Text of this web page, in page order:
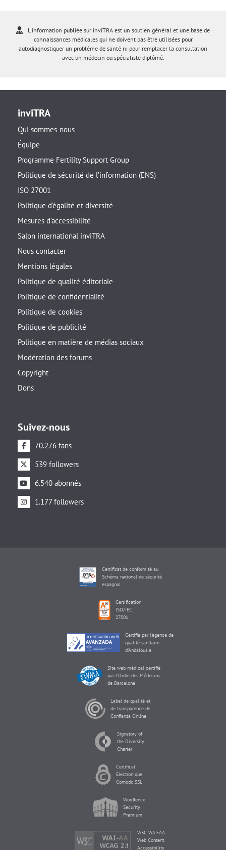
L'information publiée sur inviTRA est un soutien général et une base de
connaissances médicales qui ne doivent pas être utilisées pour
autodiagnostiquer un problème de santé ni pour remplacer la consultation
avec un médecin ou spécialiste diplômé.
inviTRA
Qui sommes-nous
Équipe
Programme Fertility Support Group
Politique de sécurité de l’information (ENS)
ISO 27001
Politique d’égalité et diversité
Mesures d’accessibilité
Salon international inviTRA
Nous contacter
Mentions légales
Politique de qualité éditoriale
Politique de confidentialité
Politique de cookies
Politique de publicité
Politique en matière de médias sociaux
Modération des forums
Copyright
Dons
Suivez-nous
70.276 fans
539 followers
6.540 abonnés
1.177 followers
Certificat de conformité au
Schéma national de sécurité
espagnol
Certification
ISO/IEC
27001
Certifié par l'agence de
qualité sanitaire
d'Andalousie
Site web médical certifié
par l'Ordre des Médecins
de Barcelone
Label de qualité et
de transparence de
Confianza Online
Signatory of
the Diversity
Charter
Certificat
Electronique
Comodo SSL
Wordfence
Security
Premium
W3C WAI-AA
Web Content
Accessibility